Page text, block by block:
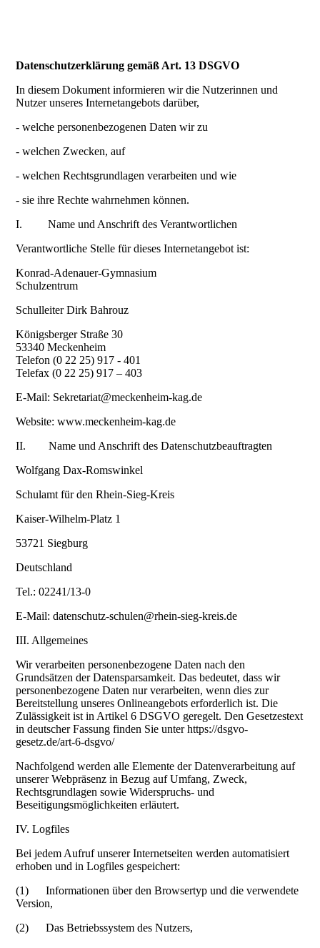
Datenschutzerklärung gemäß Art. 13 DSGVO
In diesem Dokument informieren wir die Nutzerinnen und
Nutzer unseres Internetangebots darüber,
- welche personenbezogenen Daten wir zu
- welchen Zwecken, auf
- welchen Rechtsgrundlagen verarbeiten und wie
- sie ihre Rechte wahrnehmen können.
I. Name und Anschrift des Verantwortlichen
Verantwortliche Stelle für dieses Internetangebot ist:
Konrad-Adenauer-Gymnasium
Schulzentrum
Schulleiter Dirk Bahrouz
Königsberger Straße 30
53340 Meckenheim
Telefon (0 22 25) 917 - 401
Telefax (0 22 25) 917 – 403
E-Mail: Sekretariat@meckenheim-kag.de
Website: www.meckenheim-kag.de
II. Name und Anschrift des Datenschutzbeauftragten
Wolfgang Dax-Romswinkel
Schulamt für den Rhein-Sieg-Kreis
Kaiser-Wilhelm-Platz 1
53721 Siegburg
Deutschland
Tel.: 02241/13-0
E-Mail: datenschutz-schulen@rhein-sieg-kreis.de
III. Allgemeines
Wir verarbeiten personenbezogene Daten nach den
Grundsätzen der Datensparsamkeit. Das bedeutet, dass wir
personenbezogene Daten nur verarbeiten, wenn dies zur
Bereitstellung unseres Onlineangebots erforderlich ist. Die
Zulässigkeit ist in Artikel 6 DSGVO geregelt. Den Gesetzestext
in deutscher Fassung finden Sie unter https://dsgvo-
gesetz.de/art-6-dsgvo/
Nachfolgend werden alle Elemente der Datenverarbeitung auf
unserer Webpräsenz in Bezug auf Umfang, Zweck,
Rechtsgrundlagen sowie Widerspruchs- und
Beseitigungsmöglichkeiten erläutert.
IV. Logfiles
Bei jedem Aufruf unserer Internetseiten werden automatisiert
erhoben und in Logfiles gespeichert:
(1) Informationen über den Browsertyp und die verwendete
Version,
(2) Das Betriebssystem des Nutzers,